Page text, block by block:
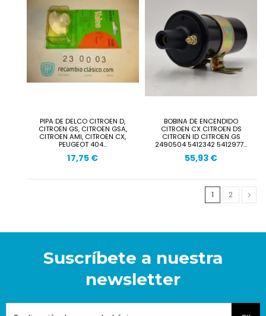
PIPA DE DELCO CITROEN D,
CITROEN GS, CITROEN GSA,
CITROEN AMI, CITROEN CX,
PEUGEOT 404...
17,75 €
BOBINA DE ENCENDIDO
CITROEN CX CITROEN DS
CITROEN ID CITROEN GS
2490504 5412342 5412977...
55,93 €
1 2
Suscríbete a nuestra
newsletter